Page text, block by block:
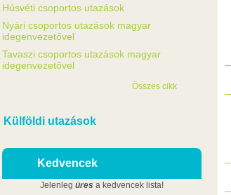
Húsvéti csoportos utazások
Nyári csoportos utazások magyar
idegenvezetővel
Tavaszi csoportos utazások magyar
idegenvezetővel
Összes cikk
Külföldi utazások
Kedvencek
Jelenleg üres a kedvencek lista!